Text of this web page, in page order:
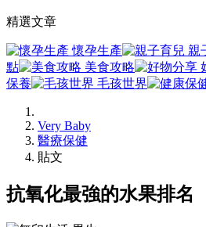
精選文章
懷孕生產 親
點
美食攻略
保養
毛孩世界
Very Baby
醫療保健
貼文
抗氧化最強的水果排名